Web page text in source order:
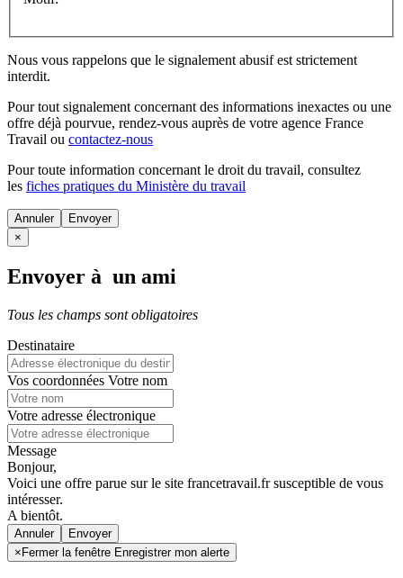
Nous vous rappelons que le signalement abusif est strictement
interdit.
Pour tout signalement concernant des informations inexactes ou une
offre déjà pourvue, rendez-vous auprès de votre agence France
Travail ou contactez-nous
Pour toute information concernant le droit du travail, consultez
les fiches pratiques du Ministère du travail
Annuler
×
Envoyer à un ami
Tous les champs sont obligatoires
Destinataire
Vos coordonnées Votre nom
Votre adresse électronique
Message
Bonjour,
Voici une offre parue sur le site francetravail.fr susceptible de vous
intéresser.
A bientôt.
Annuler
× Fermer la fenêtre Enregistrer mon alerte